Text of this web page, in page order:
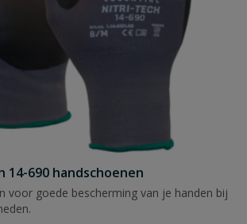
14-690 handschoenen
voor goede bescherming van je handen bij